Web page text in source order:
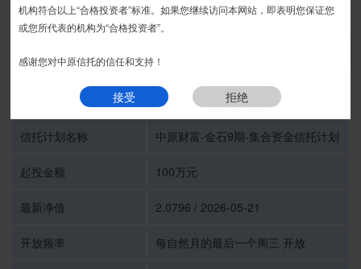
中原财富-金石9期-集合资金信托计划
中原信托有限公司
信托计划名称 中原财富-金石9期-集合资金信托计划
起投金额 100万元
最新净值 2.0796 / 2026-05-21
开放频率 每自然月的最后一个周三 开放
接受 拒绝
机构符合以上“合格投资者”标准。如果您继续访问本网站，即表明您保证您
或您所代表的机构为“合格投资者”。
感谢您对中原信托的信任和支持！
接受 拒绝